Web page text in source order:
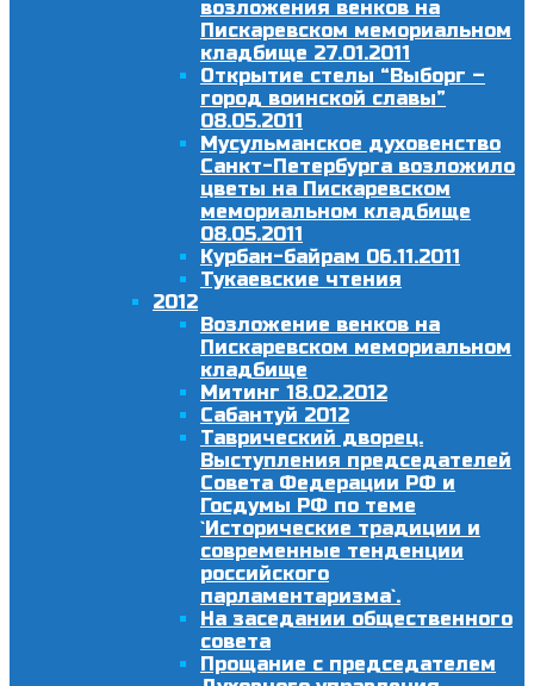
возложения венков на
Пискаревском мемориальном
кладбище 27.01.2011
Открытие стелы “Выборг –
город воинской славы”
08.05.2011
Мусульманское духовенство
Санкт-Петербурга возложило
цветы на Пискаревском
мемориальном кладбище
08.05.2011
Курбан-байрам 06.11.2011
Тукаевские чтения
2012
Возложение венков на
Пискаревском мемориальном
кладбище
Митинг 18.02.2012
Сабантуй 2012
Таврический дворец.
Выступления председателей
Совета Федерации РФ и
Госдумы РФ по теме
`Исторические традиции и
современные тенденции
российского
парламентаризма`.
На заседании общественного
совета
Прощание с председателем